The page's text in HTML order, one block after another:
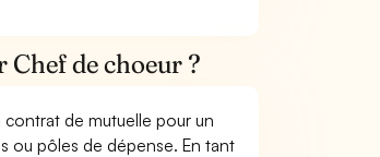
Chef de choeur ?
contrat de mutuelle pour un
ou pôles de dépense. En tant